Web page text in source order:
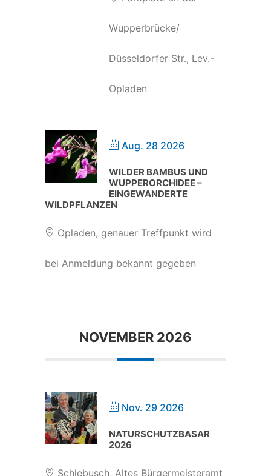
Wupperbrücke/
Düsseldorfer Str., Lev.-
Opladen
Aug. 28 2026
WILDER BAMBUS UND
WUPPERORCHIDEE –
EINGEWANDERTE
WILDPFLANZEN
Opladen, genauer Treffpunkt wird
bei Anmeldung bekannt gegeben
NOVEMBER 2026
Nov. 29 2026
NATURSCHUTZBASAR
2026
Schlebusch, Altes Bürgermeisteramt